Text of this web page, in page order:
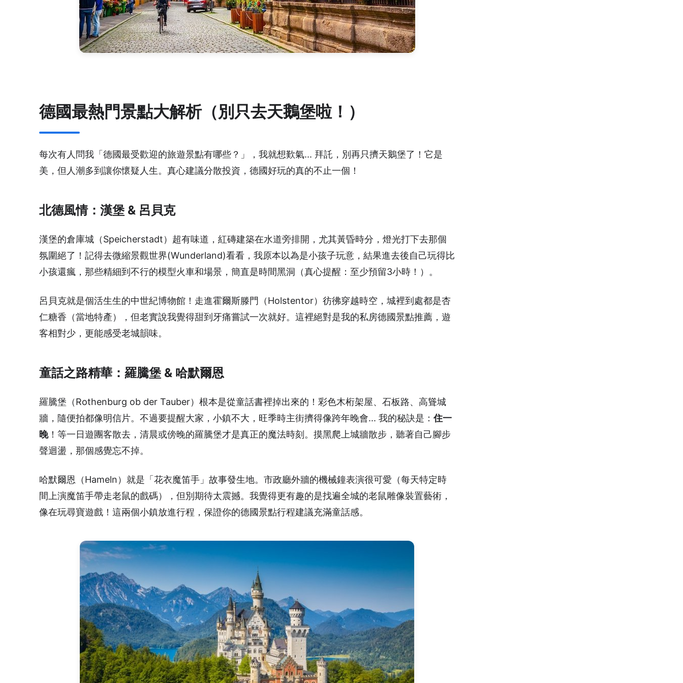
德國最熱門景點大解析（別只去天鵝堡啦！）
每次有人問我「德國最受歡迎的旅遊景點有哪些？」，我就想歎氣... 拜託，別再只擠天鵝堡了！它是
美，但人潮多到讓你懷疑人生。真心建議分散投資，德國好玩的真的不止一個！
北德風情：漢堡 & 呂貝克
漢堡的倉庫城（Speicherstadt）超有味道，紅磚建築在水道旁排開，尤其黃昏時分，燈光打下去那個
氛圍絕了！記得去微縮景觀世界(Wunderland)看看，我原本以為是小孩子玩意，結果進去後自己玩得比
小孩還瘋，那些精細到不行的模型火車和場景，簡直是時間黑洞（真心提醒：至少預留3小時！）。
呂貝克就是個活生生的中世紀博物館！走進霍爾斯滕門（Holstentor）彷彿穿越時空，城裡到處都是杏
仁糖香（當地特產），但老實說我覺得甜到牙痛嘗試一次就好。這裡絕對是我的私房德國景點推薦，遊
客相對少，更能感受老城韻味。
童話之路精華：羅騰堡 & 哈默爾恩
羅騰堡（Rothenburg ob der Tauber）根本是從童話書裡掉出來的！彩色木桁架屋、石板路、高聳城
牆，隨便拍都像明信片。不過要提醒大家，小鎮不大，旺季時主街擠得像跨年晚會... 我的秘訣是：住一
晚！等一日遊團客散去，清晨或傍晚的羅騰堡才是真正的魔法時刻。摸黑爬上城牆散步，聽著自己腳步
聲迴盪，那個感覺忘不掉。
哈默爾恩（Hameln）就是「花衣魔笛手」故事發生地。市政廳外牆的機械鐘表演很可愛（每天特定時
間上演魔笛手帶走老鼠的戲碼），但別期待太震撼。我覺得更有趣的是找遍全城的老鼠雕像裝置藝術，
像在玩尋寶遊戲！這兩個小鎮放進行程，保證你的德國景點行程建議充滿童話感。